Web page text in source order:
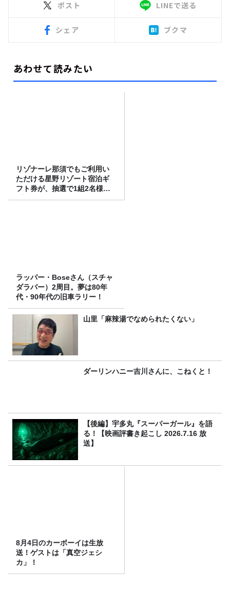
ポスト LINEで送る
シェア ブクマ
あわせて読みたい
リゾナーレ那須でもご利用い
ただける星野リゾート宿泊ギ
フト券が、抽選で1組2名様に
プレゼント！
ラッパー・Boseさん（スチャ
ダラパー）2周目。夢は80年
代・90年代の旧車ラリー！
山里「麻辣湯でなめられたくない」
ダーリンハニー吉川さんに、こねくと！
【後編】宇多丸『スーパーガール』を語
る！【映画評書き起こし 2026.7.16 放
送】
8月4日のカーボーイは生放
送！ゲストは「真空ジェシ
カ」！